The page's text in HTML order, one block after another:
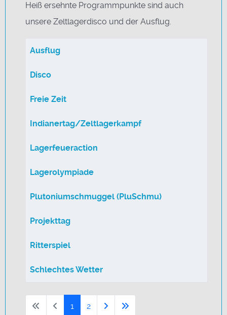
Heiß ersehnte Programmpunkte sind auch
unsere Zeltlagerdisco und der Ausflug.
Beiträge
Titel
Ausflug
Disco
Freie Zeit
Indianertag/Zeltlagerkampf
Lagerfeueraction
Lagerolympiade
Plutoniumschmuggel (PluSchmu)
Projekttag
Ritterspiel
Schlechtes Wetter
1 2